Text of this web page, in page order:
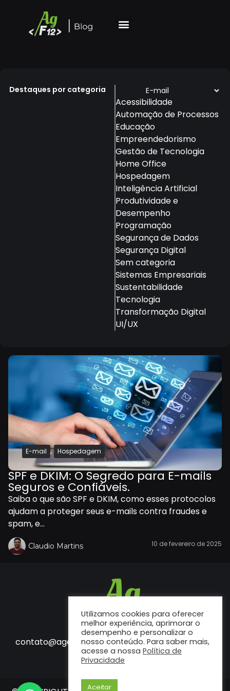
Destaques por categoria
Acessibilidade
Automação de Processos
Educação
Empreendedorismo
Gestão de Tecnologia
Home Office
Hospedagem
Inteligência Artificial
Produtividade e
Desempenho
Programação
Segurança de Dados
Segurança Digital
Sem categoria
Sistemas Empresariais
Sustentabilidade
Tecnologia
Transformação Digital
UI/UX
E-mail , Hospedagem
SPF e DKIM: O Segredo para E-mails
Seguros e Confiáveis.
Saiba o que são SPF e DKIM, como esses protocolos
ajudam a proteger seus e-mails contra fraudes e
spam, e...
Claudio Martins 10 de fevereiro de 2025
Fale conosco
contato@agenciaf12.com.br
Utilizamos cookies para oferecer
melhor experiência, aprimorar o
desempenho e personalizar o
nosso conteúdo. Para saber mais,
acesse a nossa Política de
Privacidade
Aceitar